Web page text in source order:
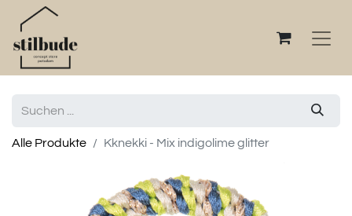
Alle Produkte Kknekki - Mix indigolime glitter